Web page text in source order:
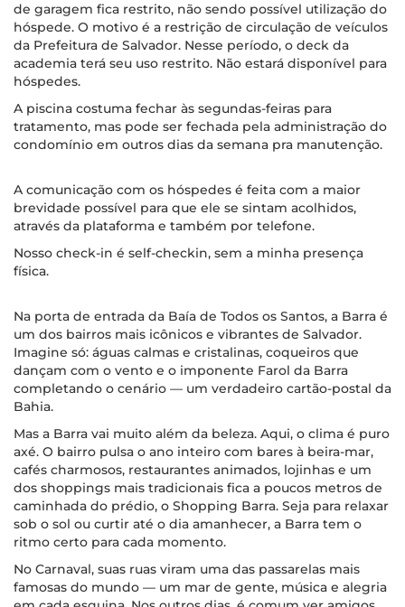
de garagem fica restrito, não sendo possível utilização do
hóspede. O motivo é a restrição de circulação de veículos
da Prefeitura de Salvador. Nesse período, o deck da
academia terá seu uso restrito. Não estará disponível para
hóspedes.
A piscina costuma fechar às segundas-feiras para
tratamento, mas pode ser fechada pela administração do
condomínio em outros dias da semana pra manutenção.
A comunicação com os hóspedes é feita com a maior
brevidade possível para que ele se sintam acolhidos,
através da plataforma e também por telefone.
Nosso check-in é self-checkin, sem a minha presença
física.
Na porta de entrada da Baía de Todos os Santos, a Barra é
um dos bairros mais icônicos e vibrantes de Salvador.
Imagine só: águas calmas e cristalinas, coqueiros que
dançam com o vento e o imponente Farol da Barra
completando o cenário — um verdadeiro cartão-postal da
Bahia.
Mas a Barra vai muito além da beleza. Aqui, o clima é puro
axé. O bairro pulsa o ano inteiro com bares à beira-mar,
cafés charmosos, restaurantes animados, lojinhas e um
dos shoppings mais tradicionais fica a poucos metros de
caminhada do prédio, o Shopping Barra. Seja para relaxar
sob o sol ou curtir até o dia amanhecer, a Barra tem o
ritmo certo para cada momento.
No Carnaval, suas ruas viram uma das passarelas mais
famosas do mundo — um mar de gente, música e alegria